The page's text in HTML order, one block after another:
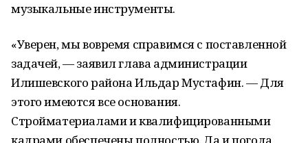
музыкальные инструменты.
«Уверен, мы вовремя справимся с поставленной
задачей, — заявил глава администрации
Илишевского района Ильдар Мустафин. — Для
этого имеются все основания.
Стройматериалами и квалифицированными